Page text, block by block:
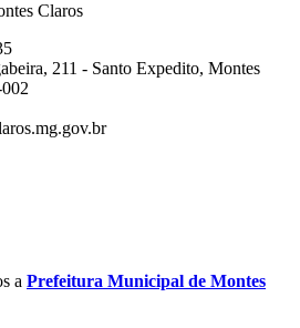
Claros
211 - Santo Expedito, Montes
a Prefeitura Municipal de Montes